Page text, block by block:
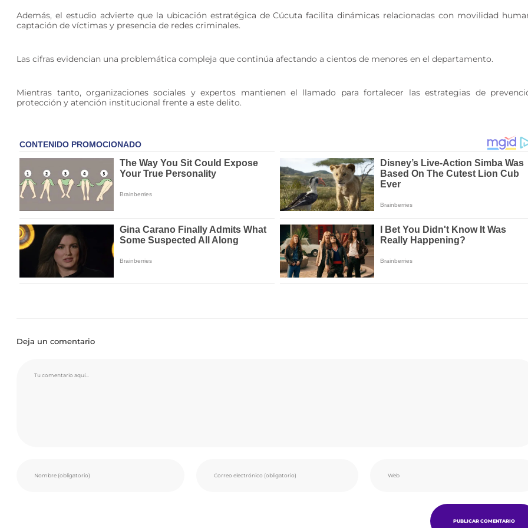
Además, el estudio advierte que la ubicación estratégica de Cúcuta facilita dinámicas relacionadas con movilidad
captación de víctimas y presencia de redes criminales.
Las cifras evidencian una problemática compleja que continúa afectando a cientos de menores en el departamento.
Mientras tanto, organizaciones sociales y expertos mantienen el llamado para fortalecer las estrategias de
protección y atención institucional frente a este delito.
Deja un comentario